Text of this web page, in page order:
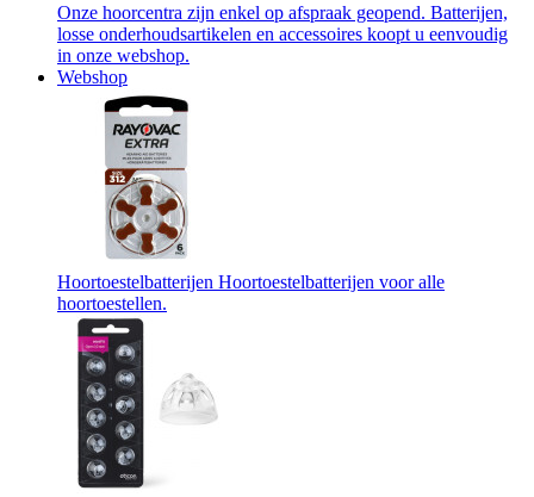
Onze hoorcentra zijn enkel op afspraak geopend. Batterijen,
losse onderhoudsartikelen en accessoires koopt u eenvoudig
in onze webshop.
Webshop
Hoortoestelbatterijen Hoortoestelbatterijen voor alle
hoortoestellen.